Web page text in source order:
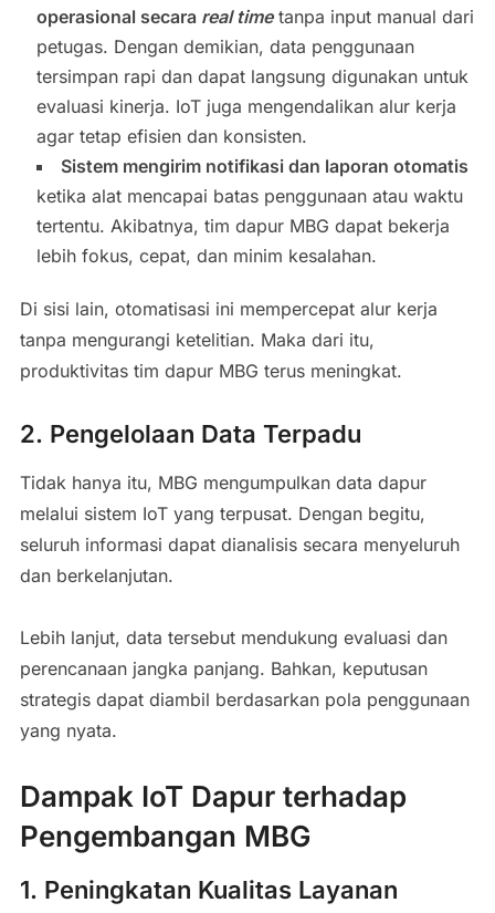
operasional secara real timetanpa input manual dari
petugas. Dengan demikian, data penggunaan
tersimpan rapi dan dapat langsung digunakan untuk
evaluasi kinerja. IoT juga mengendalikan alur kerja
agar tetap efisien dan konsisten.
Sistem mengirim notifikasi dan laporan otomatis
ketika alat mencapai batas penggunaan atau waktu
tertentu. Akibatnya, tim dapur MBG dapat bekerja
lebih fokus, cepat, dan minim kesalahan.
Di sisi lain, otomatisasi ini mempercepat alur kerja
tanpa mengurangi ketelitian. Maka dari itu,
produktivitas tim dapur MBG terus meningkat.
2. Pengelolaan Data Terpadu
Tidak hanya itu, MBG mengumpulkan data dapur
melalui sistem IoT yang terpusat. Dengan begitu,
seluruh informasi dapat dianalisis secara menyeluruh
dan berkelanjutan.
Lebih lanjut, data tersebut mendukung evaluasi dan
perencanaan jangka panjang. Bahkan, keputusan
strategis dapat diambil berdasarkan pola penggunaan
yang nyata.
Dampak IoT Dapur terhadap
Pengembangan MBG
1. Peningkatan Kualitas Layanan